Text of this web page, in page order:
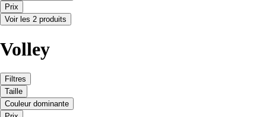
Prix
Voir les 2 produits
Volley
Filtres
Taille
Couleur dominante